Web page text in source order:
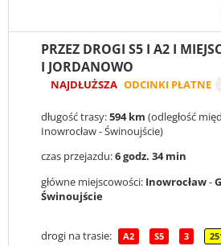
PRZEZ DROGI S5 I A2 I
I JORDANOWO
NAJDŁUŻSZA ODCINKI PŁATNE
długość trasy:594 km (odległość
Inowrocław - Świnoujście)
czas przejazdu:6 godz. 34 min
główne miejscowości: Inowrocław-
Świnoujście
drogi na trasie: A2 S5 3